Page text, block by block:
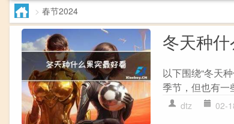
> 春节2024
冬天种
以下围绕“冬天
季节，但也有一
dtz 02-